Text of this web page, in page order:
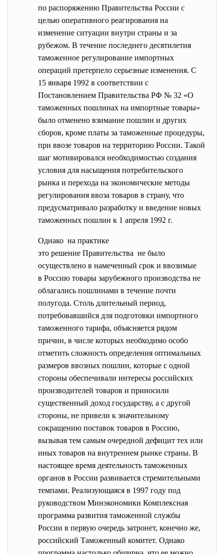
по распоряжению Правительства России с
целью оперативного реагирования на
изменение ситуации внутри страны и за
рубежом. В течение последнего десятилетия
таможенное регулирование импортных
операций претерпело серьезные изменения. С
15 января 1992 в соответствии с
Постановлением Правительства РФ № 32 «О
таможенных пошлинах на импортные товары»
было отменено взимание пошлин и других
сборов, кроме платы за таможенные процедуры,
при ввозе товаров на территорию России. Такой
шаг мотивировался необходимостью создания
условия для насыщения потребительского
рынка и перехода на экономические методы
регулирования ввоза товаров в страну, что
предусматривало разработку и введение новых
таможенных пошлин к 1 апреля 1992 г.
Однако на практике
это решение Правительства не было
осуществлено в намеченный срок и ввозимые
в Россию товары зарубежного производства не
облагались пошлинами в течение почти
полугода. Столь длительный период,
потребовавшийся для подготовки импортного
таможенного тарифа, объясняется рядом
причин, в числе которых необходимо особо
отметить сложность определения оптимальных
размеров ввозных пошлин, которые с одной
стороны обеспечивали интересы российских
производителей товаров и приносили
существенный доход государству, а с другой
стороны, не привели к значительному
сокращению поставок товаров в Россию,
вызывая тем самым очередной дефицит тех или
иных товаров на внутреннем рынке страны. В
настоящее время деятельность таможенных
органов в России развивается стремительными
темпами. Реализующаяся в 1997 году под
руководством Минэкономики Комплексная
программа развития таможенной службы
России в первую очередь затронет, конечно же,
российский Таможенный комитет. Однако